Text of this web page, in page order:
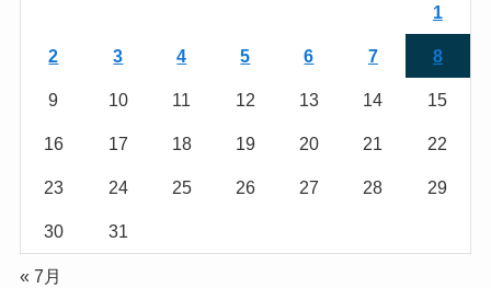
1
2 3 4 5 6 7 8
9 10 11 12 13 14 15
16 17 18 19 20 21 22
23 24 25 26 27 28 29
30 31
« 7月